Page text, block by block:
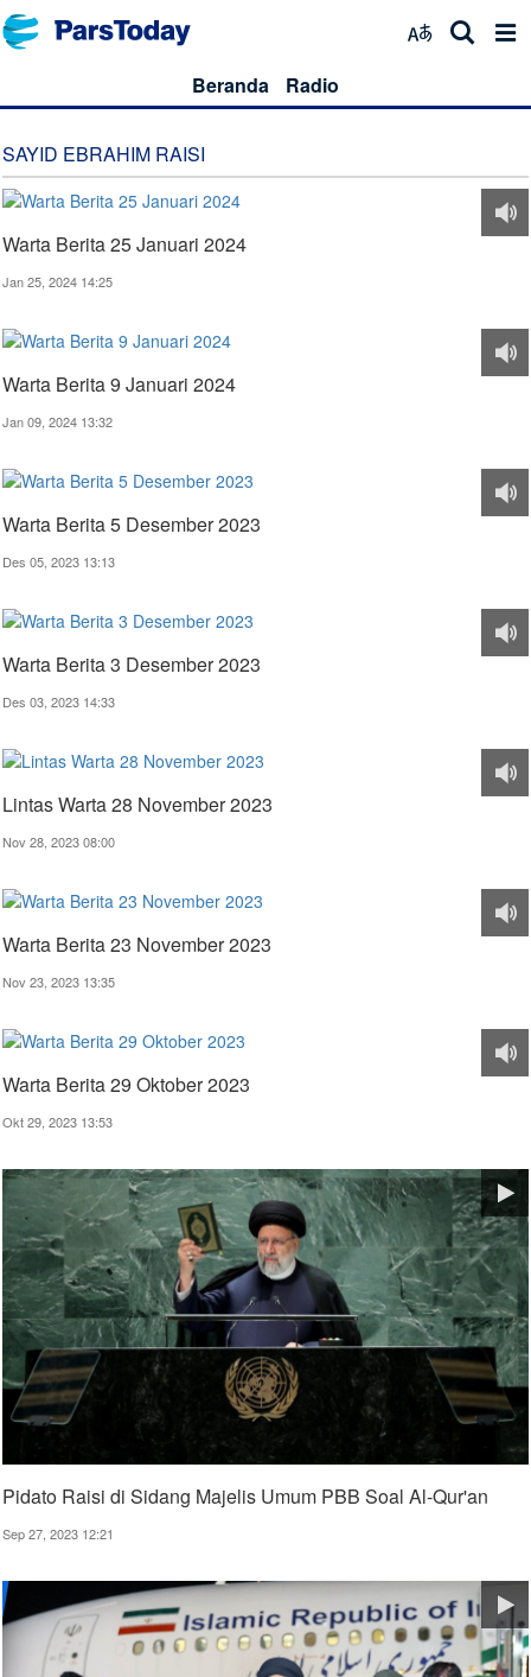
Beranda Radio
SAYID EBRAHIM RAISI
Warta Berita 25 Januari 2024
Jan 25, 2024 14:25
Warta Berita 9 Januari 2024
Jan 09, 2024 13:32
Warta Berita 5 Desember 2023
Des 05, 2023 13:13
Warta Berita 3 Desember 2023
Des 03, 2023 14:33
Lintas Warta 28 November 2023
Nov 28, 2023 08:00
Warta Berita 23 November 2023
Nov 23, 2023 13:35
Warta Berita 29 Oktober 2023
Okt 29, 2023 13:53
Pidato Raisi di Sidang Majelis Umum PBB Soal Al-Qur'an
Sep 27, 2023 12:21